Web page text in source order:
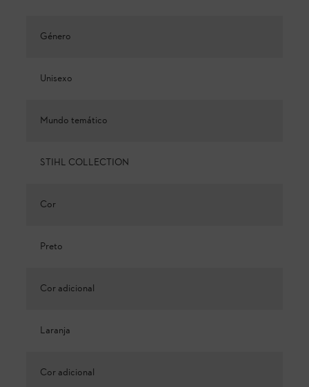
Género
Unisexo
Mundo temático
STIHL COLLECTION
Cor
Preto
Cor adicional
Laranja
Cor adicional